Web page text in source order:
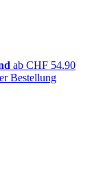
ab CHF 54.90
Bestellung